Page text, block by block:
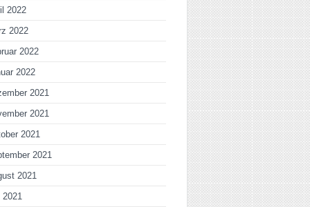
2022
2022
2022
2022
2021
2021
2021
2021
2021
2021